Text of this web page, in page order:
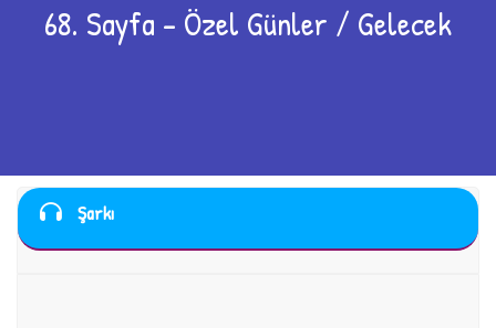
68. Sayfa – Özel Günler / Gelecek
Şarkı